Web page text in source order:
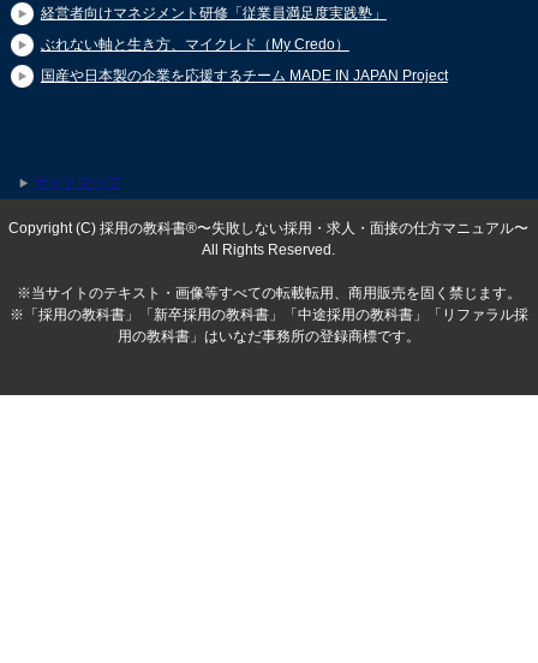
経営者向けマネジメント研修「従業員満足度実践塾」
ぶれない軸と生き方、マイクレド（My Credo）
国産や日本製の企業を応援するチーム MADE IN JAPAN Project
サイトマップ
Copyright (C) 採用の教科書®〜失敗しない採用・求人・面接の仕方マニュアル〜
All Rights Reserved.
※当サイトのテキスト・画像等すべての転載転用、商用販売を固く禁じます。
※「採用の教科書」「新卒採用の教科書」「中途採用の教科書」「リファラル採
用の教科書」はいなだ事務所の登録商標です。